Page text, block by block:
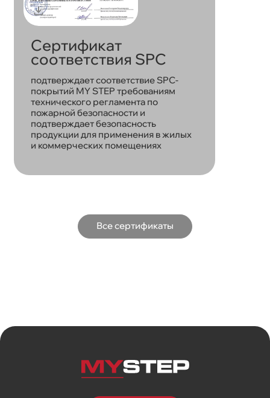
Сертификат
соответствия SPC
подтверждает соответствие SPC-
покрытий MY STEP требованиям
технического регламента по
пожарной безопасности и
подтверждает безопасность
продукции для применения в жилых
и коммерческих помещениях
Все сертификаты